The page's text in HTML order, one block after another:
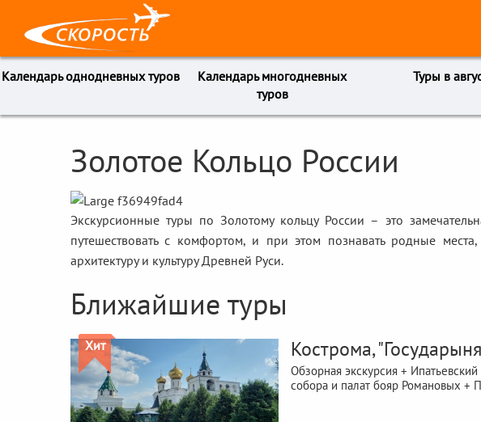
Календарь однодневных туров
Календарь многодневных
туров
Туры в
Золотое Кольцо России
Экскурсионные туры по Золотому кольцу России – это
путешествовать с комфортом, и при этом познавать родные
архитектуру и культуру Древней Руси.
Ближайшие туры
Хит Кострома,
Обзорная экскурсия +
собора и палат бояр Романовых +